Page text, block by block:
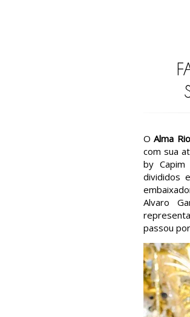
OAlma Rio
com sua
by
divididos
Alvaro
passou